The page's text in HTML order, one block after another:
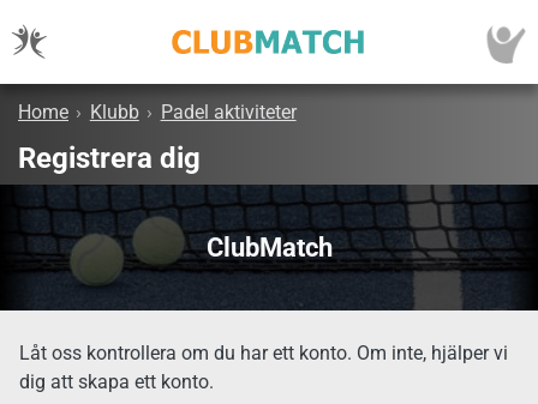
Home › Klubb › Padel aktiviteter
Registrera dig
ClubMatch
Låt oss kontrollera om du har ett konto. Om inte, hjälper vi
dig att skapa ett konto.